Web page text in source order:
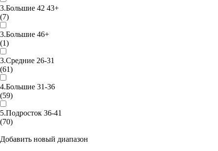
3.Большие 42 43+
(7)
3.Большие 46+
(1)
3.Средние 26-31
(61)
4.Большие 31-36
(59)
5.Подросток 36-41
(70)
Добавить новый диапазон